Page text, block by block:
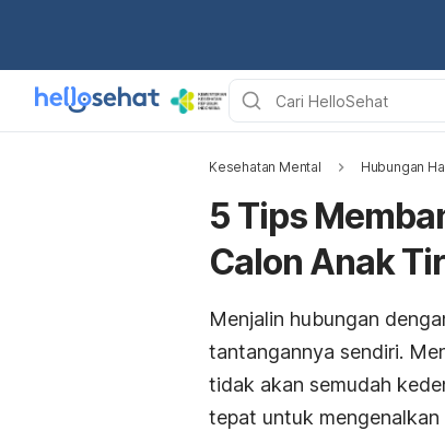
Kesehatan Mental Hubungan
5 Tips
Calon Anak
Menjalin hubungan
tantangannya sendiri.
tidak akan semudah
tepat untuk mengenalkan